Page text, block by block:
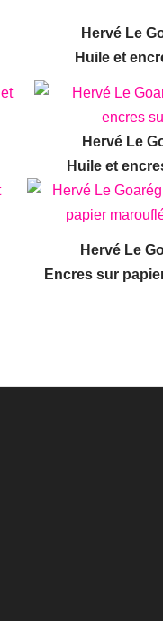
Hervé Le
Huile et
Hervé Le
Huile et
Hervé Le
Encres sur